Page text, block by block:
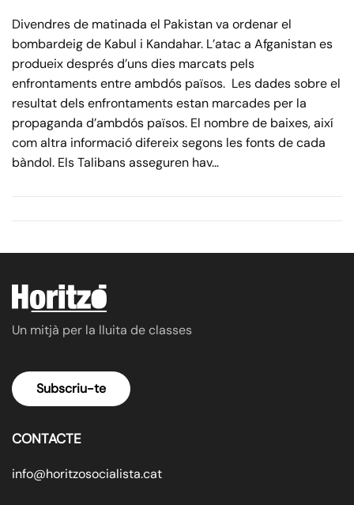
Divendres de matinada el Pakistan va ordenar el
bombardeig de Kabul i Kandahar. L’atac a Afganistan es
produeix després d’uns dies marcats pels
enfrontaments entre ambdós països. Les dades sobre el
resultat dels enfrontaments estan marcades per la
propaganda d’ambdós països. El nombre de baixes, així
com altra informació difereix segons les fonts de cada
bàndol. Els Talibans asseguren hav…
Un mitjà per la lluita de classes
Subscriu-te
CONTACTE
info@horitzosocialista.cat